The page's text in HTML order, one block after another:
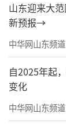
山东迎来大
新预报→
中华网山东频道
自2025年起
变化
中华网山东频道